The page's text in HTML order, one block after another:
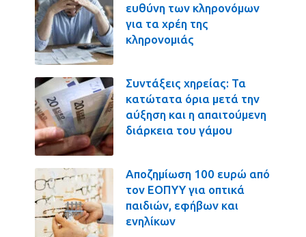
ευθύνη των κληρονόμων
για τα χρέη της
κληρονομιάς
Συντάξεις χηρείας: Τα
κατώτατα όρια μετά την
αύξηση και η απαιτούμενη
διάρκεια του γάμου
Αποζημίωση 100 ευρώ από
τον ΕΟΠΥΥ για οπτικά
παιδιών, εφήβων και
ενηλίκων